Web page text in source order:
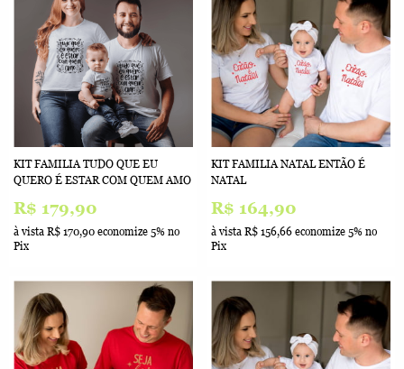
KIT FAMILIA TUDO QUE EU
QUERO É ESTAR COM QUEM AMO
R$ 179,90
à vista R$ 170,90 economize 5% no
Pix
KIT FAMILIA NATAL ENTÃO É
NATAL
R$ 164,90
à vista R$ 156,66 economize 5% no
Pix